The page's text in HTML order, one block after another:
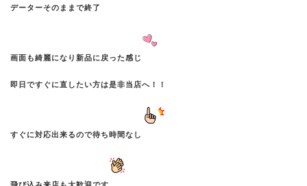
データーそのままで終了
画面も綺麗になり新品に戻った感じ
即日ですぐに直したい方は是非当店へ！！
すぐに対応出来るので待ち時間なし
飛び込み来店も大歓迎です